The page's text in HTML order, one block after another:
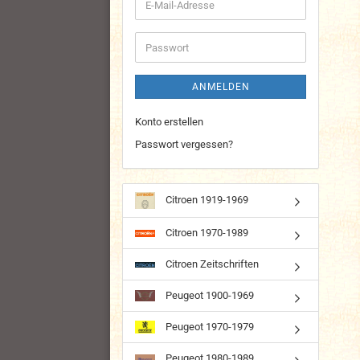
E-
Mail-
Adresse
Passwort
ANMELDEN
Konto erstellen
Passwort vergessen?
Citroen 1919-1969
Citroen 1970-1989
Citroen Zeitschriften
Peugeot 1900-1969
Peugeot 1970-1979